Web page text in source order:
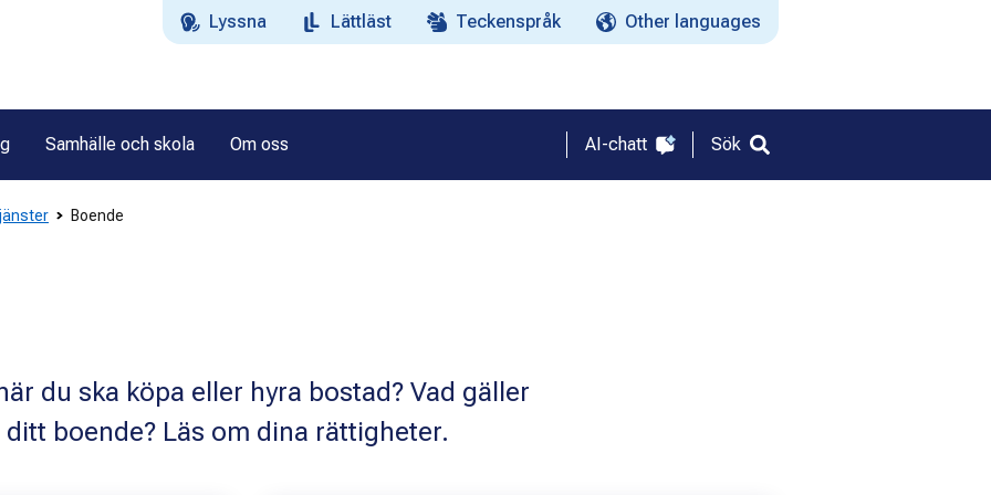
Lyssna Lättläst Teckenspråk Other languages
Samhälle och skola Om oss AI-chatt Sök
Boende
du ska köpa eller hyra bostad? Vad gäller
boende? Läs om dina rättigheter.